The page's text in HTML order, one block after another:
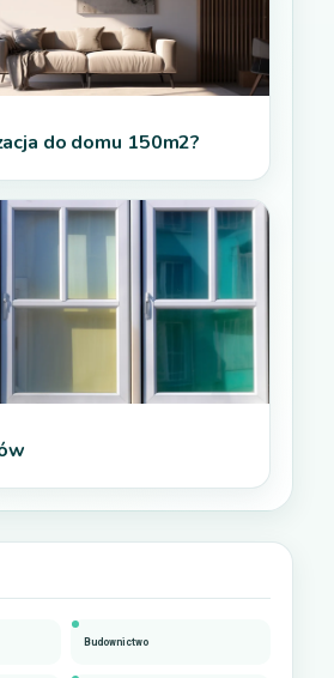
do domu 150m2?
Budownictwo